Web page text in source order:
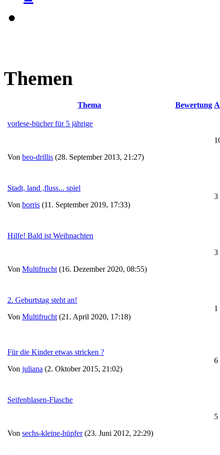
Themen
Thema Bewertung
vorlese-bücher für 5 jährige
Von beo-drillis (28. September 2013, 21:27)
Stadt, land ,fluss... spiel
Von borris (11. September 2019, 17:33)
3
Hilfe! Bald ist Weihnachten
Von Multifrucht (16. Dezember 2020, 08:55)
3
2. Geburtstag steht an!
Von Multifrucht (21. April 2020, 17:18)
1
Für die Kinder etwas stricken ?
Von juliana (2. Oktober 2015, 21:02)
6
Seifenblasen-Flasche
Von sechs-kleine-hüpfer(23. Juni 2012, 22:29)
5